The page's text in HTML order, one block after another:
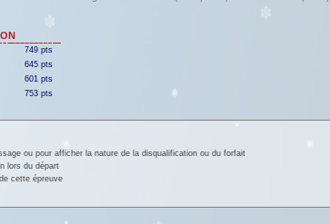
749 pts
645 pts
601 pts
753 pts
ou pour afficher la nature de la disqualification ou du forfait
lors du départ
cette épreuve